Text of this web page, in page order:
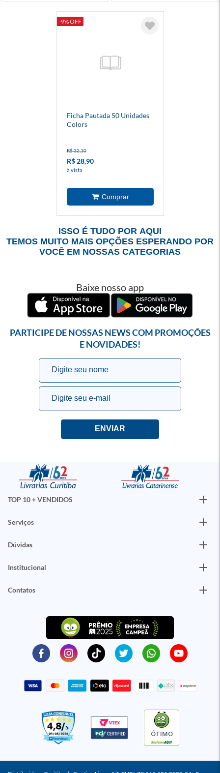
-9% OFF
Ficha Pautada 50 Unidades
Colors
R$ 32,10
R$ 28,90
à vista
ISSO É TUDO POR AQUI
TEMOS MUITO MAIS OPÇÕES ESPERANDO POR
VOCÊ EM NOSSAS CATEGORIAS
Baixe nosso app
PARTICIPE DE NOSSAS NEWS COM PROMOÇÕES
E NOVIDADES!
TOP 10 + VENDIDOS
Serviços
Dúvidas
Institucional
Contatos
ÓTIMO